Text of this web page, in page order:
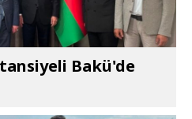
Bakü'de